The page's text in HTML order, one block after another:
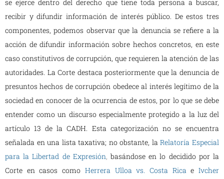
se ejerce dentro del derecho que tiene toda persona a buscar,
recibir y difundir información de interés público. De estos tres
componentes, podemos observar que la denuncia se refiere a la
acción de difundir información sobre hechos concretos, en este
caso constitutivos de corrupción, que requieren la atención de las
autoridades. La Corte destaca posteriormente que la denuncia de
presuntos hechos de corrupción obedece al interés legítimo de la
sociedad en conocer de la ocurrencia de estos, por lo que se debe
entender como un discurso especialmente protegido a la luz del
artículo 13 de la CADH. Esta categorización no se encuentra
señalada en una lista taxativa; no obstante, la Relatoría Especial
para la Libertad de Expresión,basándose en lo decidido por la
Corte en casos como Herrera Ulloa vs. Costa Rica e Ivcher